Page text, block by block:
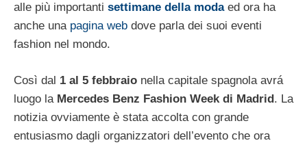
alle più importanti settimane della modaed ora ha
anche una pagina web dove parla dei suoi eventi
fashion nel mondo.
Così dal 1 al 5 febbraio nella capitale spagnola avrá
luogo la Mercedes Benz Fashion Week di Madrid. La
notizia ovviamente è stata accolta con grande
entusiasmo dagli organizzatori dell’evento che ora